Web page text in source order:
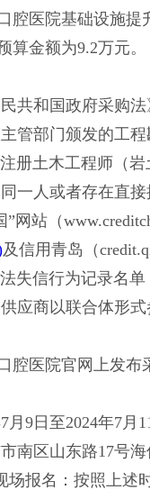
腔医院基础设施提
算金额为9.2万元。
共和国政府采购法
管部门颁发的工
册土木工程师（岩
一人或者存在直
”网站（
及信用青岛（
失信行为记录名单
应商以联合体形式
腔医院官网上发布
月9日至2024年7月
南区山东路17号海
场报名：按照上述